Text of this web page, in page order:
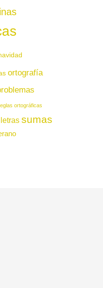
ortografía
ortográficas
sumas